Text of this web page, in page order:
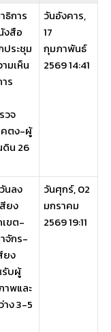
ธิการ
งสือ
ประชุม
มเห็น
ร
วจ
คตง-ผู้
ดิน 26
วันอังคาร,
17
กุมภาพันธ์
2569 14:41
นลง
ยง
เขต-
จักร-
ยง
รับผู้
พและ
าง 3-5
วันศุกร์, 02
มกราคม
2569 19:11